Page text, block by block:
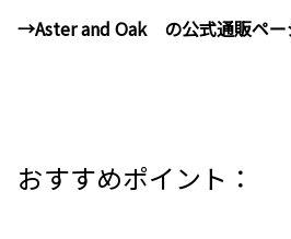
→Aster and Oak の公式通販ペー
おすすめポイント：